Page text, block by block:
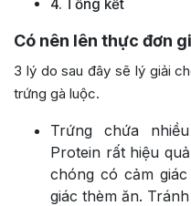
Tổng kết
Có nên lên thực đơn
3 lý do sau đây sẽ lý giải
trứng gà luộc.
Trứng chứa
Protein rất hiệu
chóng có cảm
giác thèm ăn.